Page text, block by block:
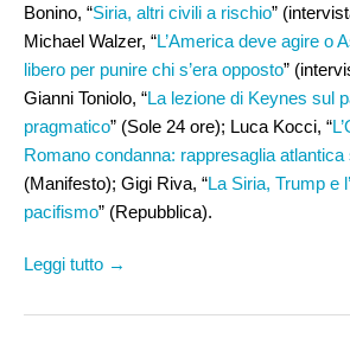
Bonino, “Siria, altri civili a rischio”
Michael Walzer, “L’America deve agire o
libero per punire chi s’era opposto”
Gianni Toniolo, “La lezione di Keynes sul
pragmatico” (Sole 24 ore); Luca Kocci, “
Romano condanna: rappresaglia
(Manifesto); Gigi Riva, “La Siria, Trump e
pacifismo” (Repubblica).
Leggi tutto →